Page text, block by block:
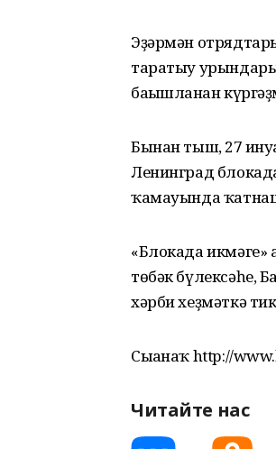
Эҙәрмән
таратыу
бағышланған
Бынан тыш, 27
Ленинград
ҡамауында
«Блокада икмәге»
төбәк бүлексәһе,
хәрби хеҙмәткә
Сығанаҡ http://
Читайте нас